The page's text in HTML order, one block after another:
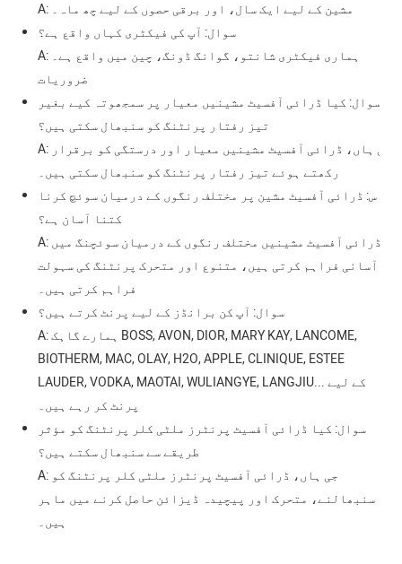
A: مشین کے لیے ایک سال، اور برقی حصوں کے لیے چھ ماہ۔
سوال: آپ کی فیکٹری کہاں واقع ہے؟
A: ہماری فیکٹری شانتو، گوانگ ڈونگ، چین میں واقع ہے۔
ضروریات
سوال: کیا ڈرائی آفسیٹ مشینیں معیار پر سمجھوتہ کیے بغیر
تیز رفتار پرنٹنگ کو سنبھال سکتی ہیں؟
A: جی ہاں، ڈرائی آفسیٹ مشینیں معیار اور درستگی کو برقرار
رکھتے ہوئے تیز رفتار پرنٹنگ کو سنبھال سکتی ہیں۔
س: ڈرائی آفسیٹ مشین پر مختلف رنگوں کے درمیان سوئچ کرنا
کتنا آسان ہے؟
A: ڈرائی آفسیٹ مشینیں مختلف رنگوں کے درمیان سوئچنگ میں
آسانی فراہم کرتی ہیں، متنوع اور متحرک پرنٹنگ کی سہولت
فراہم کرتی ہیں۔
سوال: آپ کن برانڈز کے لیے پرنٹ کرتے ہیں؟
A: ہمارے گاہک BOSS, AVON, DIOR, MARY KAY, LANCOME,
BIOTHERM, MAC, OLAY, H2O, APPLE, CLINIQUE, ESTEE
LAUDER, VODKA, MAOTAI, WULIANGYE, LANGJIU... کے لیے
پرنٹ کر رہے ہیں۔
سوال: کیا ڈرائی آفسیٹ پرنٹرز ملٹی کلر پرنٹنگ کو مؤثر
طریقے سے سنبھال سکتے ہیں؟
A: جی ہاں، ڈرائی آفسیٹ پرنٹرز ملٹی کلر پرنٹنگ کو
سنبھالنے، متحرک اور پیچیدہ ڈیزائن حاصل کرنے میں ماہر
ہیں۔